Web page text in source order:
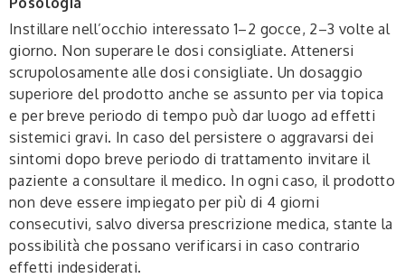
Instillare nell’occhio interessato 1–2 gocce, 2–3 volte al
giorno. Non superare le dosi consigliate. Attenersi
scrupolosamente alle dosi consigliate. Un dosaggio
superiore del prodotto anche se assunto per via topica
e per breve periodo di tempo può dar luogo ad effetti
sistemici gravi. In caso del persistere o aggravarsi dei
sintomi dopo breve periodo di trattamento invitare il
paziente a consultare il medico. In ogni caso, il prodotto
non deve essere impiegato per più di 4 giorni
consecutivi, salvo diversa prescrizione medica, stante la
possibilità che possano verificarsi in caso contrario
effetti indesiderati.